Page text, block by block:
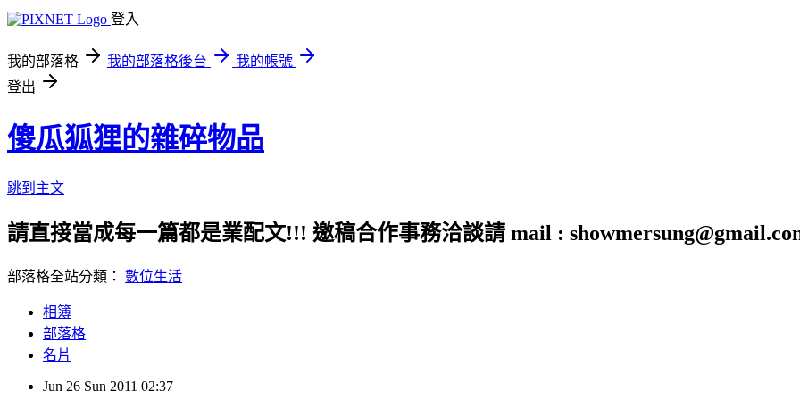
登入
我的部落格 我的部落格後台
我的帳號
登出
傻瓜狐狸的雜碎物品
跳到主文
請直接當成每一篇都是業配文!!! 邀稿合作事務洽談請 mail :
部落格全站分類： 數位生活
相簿
部落格
名片
Jun 26 Sun 2011 02:37